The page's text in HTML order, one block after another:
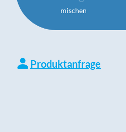
mischen
Produktanfrage